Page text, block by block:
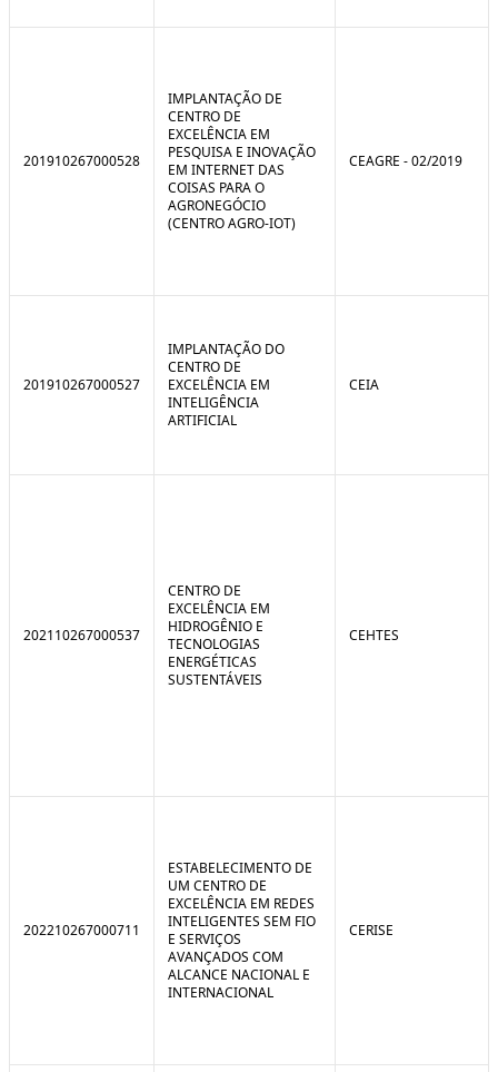
201910267000528
IMPLANTAÇÃO DE
CENTRO DE
EXCELÊNCIA EM
PESQUISA E INOVAÇÃO
EM INTERNET DAS
COISAS PARA O
AGRONEGÓCIO
(CENTRO AGRO-IOT)
CEAGRE - 02/2019
201910267000527
IMPLANTAÇÃO DO
CENTRO DE
EXCELÊNCIA EM
INTELIGÊNCIA
ARTIFICIAL
CEIA
202110267000537
CENTRO DE
EXCELÊNCIA EM
HIDROGÊNIO E
TECNOLOGIAS
ENERGÉTICAS
SUSTENTÁVEIS
CEHTES
202210267000711
ESTABELECIMENTO DE
UM CENTRO DE
EXCELÊNCIA EM REDES
INTELIGENTES SEM FIO
E SERVIÇOS
AVANÇADOS COM
ALCANCE NACIONAL E
INTERNACIONAL
CERISE